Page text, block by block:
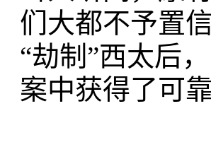
们大都不予置
“劫制”西太后
案中获得了可